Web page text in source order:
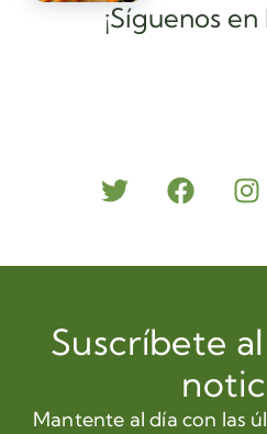
¡Síguenos
Suscríbete
Mantente al día con las